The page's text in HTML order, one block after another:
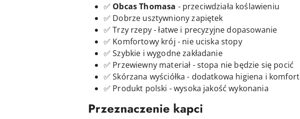
✅ Obcas Thomasa - przeciwdziała koślawieniu
✅ Dobrze usztywniony zapiętek
✅ Trzy rzepy - łatwe i precyzyjne dopasowanie
✅ Komfortowy krój - nie uciska stopy
✅ Szybkie i wygodne zakładanie
✅ Przewiewny materiał - stopa nie będzie się pocić
✅ Skórzana wyściółka - dodatkowa higiena i komfort
✅ Produkt polski - wysoka jakość wykonania
Przeznaczenie kapci